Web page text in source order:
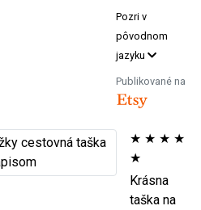
Pozri v
pôvodnom
jazyku
Publikované na
★ ★ ★ ★
★
Krásna
taška na